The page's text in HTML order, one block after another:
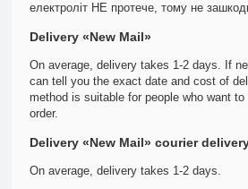
електроліт НЕ протече, тому не
Delivery «New Mail»
On average, delivery takes 1-2 days. If
can tell you the exact date and cost of
method is suitable for people who want
order.
Delivery «New Mail» courier
On average, delivery takes 1-2 days.